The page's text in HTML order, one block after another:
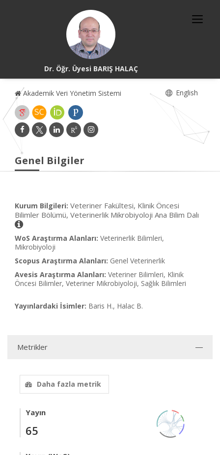
Dr. Öğr. Üyesi BARIŞ HALAÇ
Akademik Veri Yönetim Sistemi English
Genel Bilgiler
Kurum Bilgileri: Veteriner Fakültesi, Klinik Öncesi
Bilimler Bölümü, Veterinerlik Mikrobiyoloji Ana Bilim Dalı
WoS Araştırma Alanları: Veterinerlik Bilimleri,
Mikrobiyoloji
Scopus Araştırma Alanları: Genel Veterinerlik
Avesis Araştırma Alanları: Veteriner Bilimleri, Klinik
Öncesi Bilimler, Veteriner Mikrobiyoloji, Sağlık Bilimleri
Yayınlardaki İsimler: Baris H., Halac B.
Metrikler
Daha fazla metrik
Yayın
65